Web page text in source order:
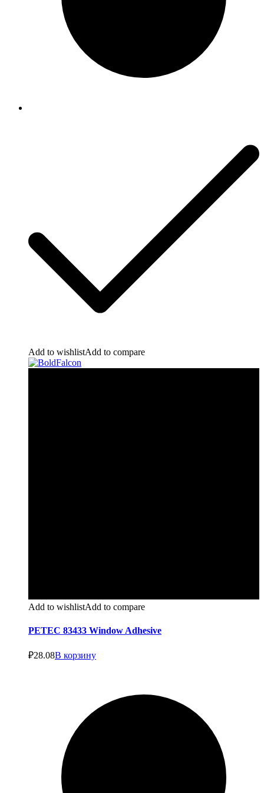
Add to wishlistAdd to compare
Add to wishlistAdd to compare
PETEC 83433 Window Adhesive
₽28.08В корзину